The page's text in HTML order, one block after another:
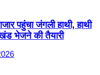
पहुंचा जंगली हाथी, हाथी
भेजने की तैयारी